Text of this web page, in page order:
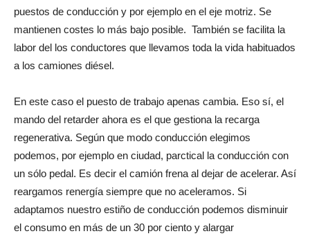
puestos de conducción y por ejemplo en el eje motriz. Se
mantienen costes lo más bajo posible. También se facilita la
labor del los conductores que llevamos toda la vida habituados
a los camiones diésel.
En este caso el puesto de trabajo apenas cambia. Eso sí, el
mando del retarder ahora es el que gestiona la recarga
regenerativa. Según que modo conducción elegimos
podemos, por ejemplo en ciudad, parctical la conducción con
un sólo pedal. Es decir el camión frena al dejar de acelerar. Así
reargamos renergía siempre que no aceleramos. Si
adaptamos nuestro estiño de conducción podemos disminuir
el consumo en más de un 30 por ciento y alargar